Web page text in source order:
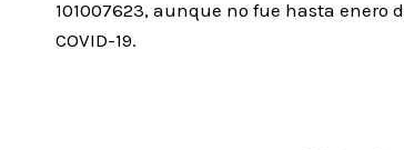
101007623, aunque no fue hasta enero
COVID-19.